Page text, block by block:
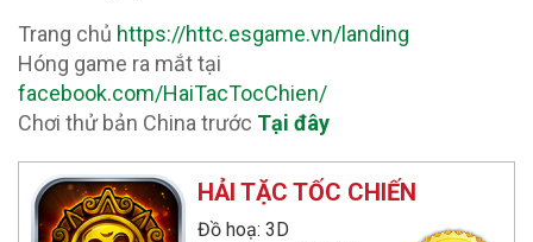
Trang chủ https://httc.esgame.vn/landing
Hóng game ra mắt tại
facebook.com/HaiTacTocChien/
Chơi thử bản China trước Tại đây
HẢI TẶC TỐC CHIẾN
Đồ hoạ: 3D